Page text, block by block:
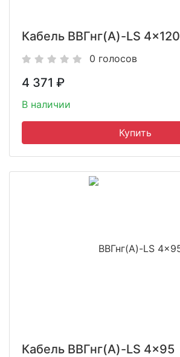
Кабель ВВГнг(A)-LS 4x120
0 голосов
4 371 ₽
В наличии
Кабель ВВГнг(A)-LS 4x95